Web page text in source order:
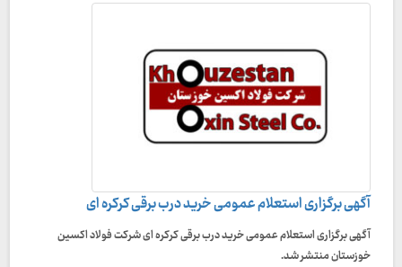
آگهی برگزاری استعلام عمومی خرید درب برقی کرکره ای
آگهی برگزاری استعلام عمومی خرید درب برقی کرکره ای شرکت فولاد اکسین
خوزستان منتشر شد.